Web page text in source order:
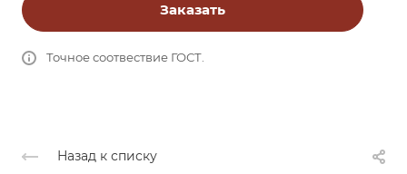
Заказать
Точное соотвествие ГОСТ.
Назад к списку